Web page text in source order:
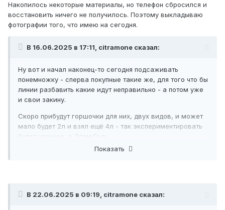
Накопилось некоторые материалы, но телефон сбросился и
восстановить ничего не получилось. Поэтому выкладываю
фотографии того, что имею на сегодня.
В 16.06.2025 в 17:11, citramone сказал:
Ну вот и начал наконец-то сегодня подсаживать
понемножку - сперва покупные такие же, для того что бы
линии разбавить какие идут неправильно - а потом уже
и свои закину.
Скоро прибудут горшочки для них, двух видов, и может
мало будет 2л и взял ещё 4л - так экспериментировать
будет удачнее, в Этом Году.
Показать
В 22.06.2025 в 09:19, citramone сказал: